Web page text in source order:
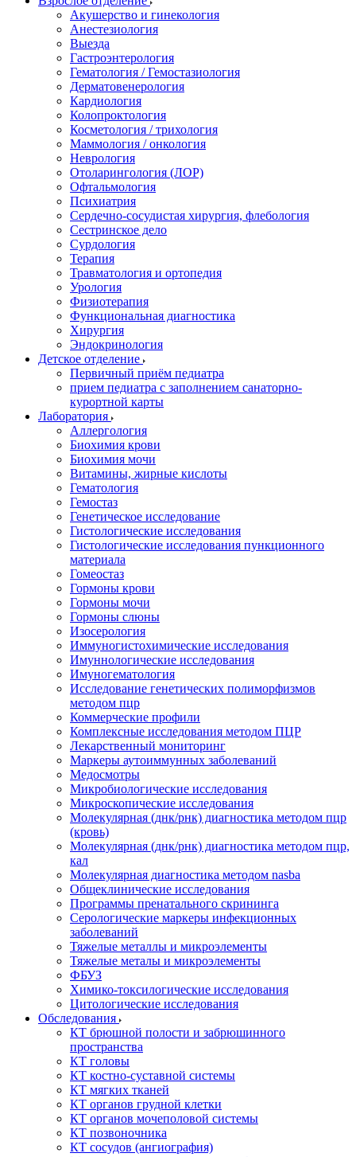
Акушерство и гинекология
Анестезиология
Выезда
Гастроэнтерология
Гематология / Гемостазиология
Дерматовенерология
Кардиология
Колопроктология
Косметология / трихология
Маммология / онкология
Неврология
Отоларингология (ЛОР)
Офтальмология
Психиатрия
Сердечно-сосудистая хирургия, флебология
Сестринское дело
Сурдология
Терапия
Травматология и ортопедия
Урология
Физиотерапия
Функциональная диагностика
Хирургия
Эндокринология
Детское отделение
Первичный приём педиатра
прием педиатра с заполнением санаторно-
курортной карты
Лаборатория
Аллергология
Биохимия крови
Биохимия мочи
Витамины, жирные кислоты
Гематология
Гемостаз
Генетическое исследование
Гистологические исследования
Гистологические исследования пункционного
материала
Гомеостаз
Гормоны крови
Гормоны мочи
Гормоны слюны
Изосерология
Иммуногистохимические исследования
Имуннологические исследования
Имуногематология
Исследование генетических полиморфизмов
методом пцр
Коммерческие профили
Комплексные исследования методом ПЦР
Лекарственный мониторинг
Маркеры аутоиммунных заболеваний
Медосмотры
Микробиологические исследования
Микроскопические исследования
Молекулярная (днк/рнк) диагностика методом пцр
(кровь)
Молекулярная (днк/рнк) диагностика методом пцр,
кал
Молекулярная диагностика методом nasba
Общеклинические исследования
Программы пренатального скрининга
Серологические маркеры инфекционных
заболеваний
Тяжелые металлы и микроэлементы
Тяжелые металы и микроэлементы
ФБУЗ
Химико-токсилогические исследования
Цитологические исследования
Обследования
КТ брюшной полости и забрюшинного
пространства
КТ головы
КТ костно-суставной системы
КТ мягких тканей
КТ органов грудной клетки
КТ органов мочеполовой системы
КТ позвоночника
КТ сосудов (ангиография)